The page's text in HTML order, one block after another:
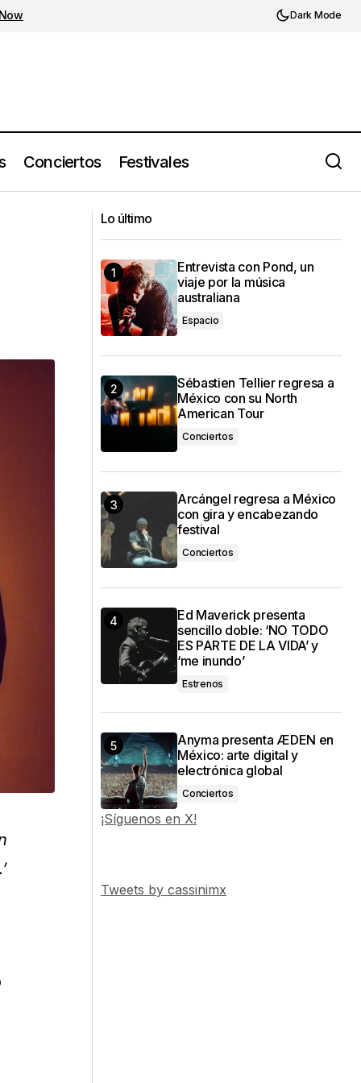
Dark Mode
Conciertos Festivales
‘última’ canción de The Beatles
Lo último
Entrevista con Pond, un
viaje por la música
australiana
Espacio
Sébastien Tellier regresa a
México con su North
American Tour
Conciertos
Arcángel regresa a México
con gira y encabezando
festival
Conciertos
Ed Maverick presenta
sencillo doble: ‘NO TODO
ES PARTE DE LA VIDA’ y
‘me inundo’
Estrenos
Anyma presenta ÆDEN en
México: arte digital y
electrónica global
Conciertos
¡Síguenos en X!
Tweets by cassinimx